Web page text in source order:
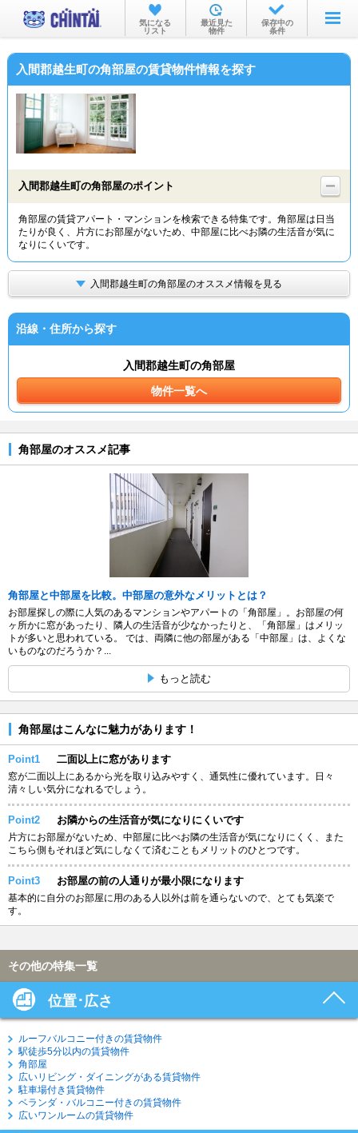
お部屋を探す
沿線・駅から
物件特集から
TOP
気になる
リスト
最近見た
物件
保存中の
条件
入間郡越生町の角部屋の賃貸物件情報を探す
入間郡越生町の角部屋のポイント
角部屋の賃貸アパート・マンションを検索できる特集です。角部屋は日当
たりが良く、片方にお部屋がないため、中部屋に比べお隣の生活音が気に
なりにくいです。
入間郡越生町の角部屋のオススメ情報を見る
沿線・住所から探す
入間郡越生町の角部屋
物件一覧へ
角部屋のオススメ記事
角部屋と中部屋を比較。中部屋の意外なメリットとは？
お部屋探しの際に人気のあるマンションやアパートの「角部屋」。お部屋の何
ヶ所かに窓があったり、隣人の生活音が少なかったりと、「角部屋」はメリッ
トが多いと思われている。 では、両隣に他の部屋がある「中部屋」は、よくな
いものなのだろうか？...
もっと読む
角部屋はこんなに魅力があります！
Point1 二面以上に窓があります
窓が二面以上にあるから光を取り込みやすく、通気性に優れています。日々
清々しい気分になれるでしょう。
Point2 お隣からの生活音が気になりにくいです
片方にお部屋がないため、中部屋に比べお隣の生活音が気になりにくく、また
こちら側もそれほど気にしなくて済むこともメリットのひとつです。
Point3 お部屋の前の人通りが最小限になります
基本的に自分のお部屋に用のある人以外は前を通らないので、とても気楽で
す。
その他の特集一覧
位置･広さ
ルーフバルコニー付きの賃貸物件
駅徒歩5分以内の賃貸物件
角部屋
広いリビング・ダイニングがある賃貸物件
駐車場付き賃貸物件
ベランダ・バルコニー付きの賃貸物件
広いワンルームの賃貸物件